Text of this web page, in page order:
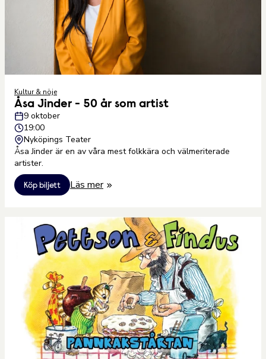
Kultur & nöje
Åsa Jinder - 50 år som artist
9 oktober
19:00
Nyköpings Teater
Åsa Jinder är en av våra mest folkkära och välmeriterade
artister.
Köp biljett Läs mer